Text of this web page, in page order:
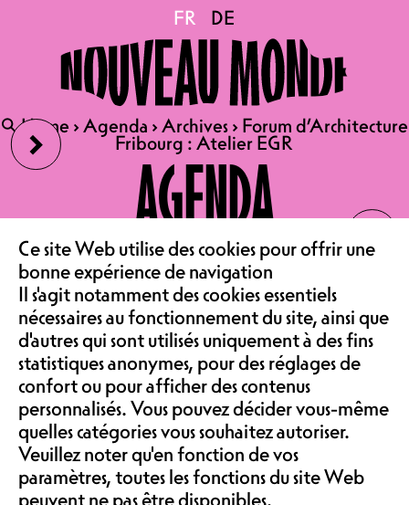
›
‹
FR DE
🔍Home ›Agenda ›Archives › Forum d’Architecture
Fribourg : Atelier EGR
AGENDA
LE CAFÉ
ASSOCIATION &
COMMUNAUTÉ
FR DE
🔍Home ›Agenda ›Archives › Forum d’Architecture
Fribourg : Atelier EGR
Forum d’Architecture
Fribourg : Atelier EGR
07.04.2026
FORUM D’ARCHITECTURE
FRIBOURG
ATELIER EGR
CONFÉRENCE | SALLE DE
SPECTACLE
ENTRÉE LIBRE
Le Forum d’Architecture Fribourg
est une plateforme régionale
d’informations, d’échanges, de
publications et de discussions
autour des thèmes de l’architecture.
Ce site Web utilise des cookies pour offrir une
bonne expérience de navigation
Il s'agit notamment des cookies essentiels
nécessaires au fonctionnement du site, ainsi que
d'autres qui sont utilisés uniquement à des fins
statistiques anonymes, pour des réglages de
confort ou pour afficher des contenus
personnalisés. Vous pouvez décider vous-même
quelles catégories vous souhaitez autoriser.
Veuillez noter qu'en fonction de vos
paramètres, toutes les fonctions du site Web
peuvent ne pas être disponibles.